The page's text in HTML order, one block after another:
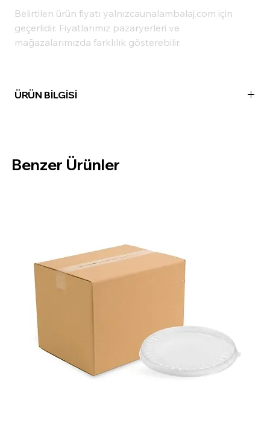
Belirtilen ürün fiyatı yalnızcaunalambalaj.com için
geçerlidir. Fiyatlarımız pazaryerleri ve
mağazalarımızda farklılık gösterebilir.
ÜRÜN BİLGİSİ
Benzer Ürünler